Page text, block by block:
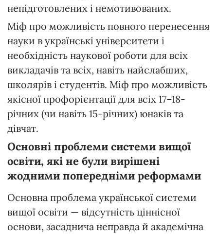
непідготовлених і немотивованих.
Міф про можливість повного перенесення
науки в українські університети і
необхідність наукової роботи для всіх
викладачів та всіх, навіть найслабших,
школярів і студентів. Міф про можливість
якісної профорієнтації для всіх 17–18-
річних (чи навіть 15-річних) юнаків та
дівчат.
Основні проблеми системи вищої
освіти, які не були вирішені
жодними попередніми реформами
Основна проблема української системи
вищої освіти — відсутність ціннісної
основи, засаднича неправда й академічна